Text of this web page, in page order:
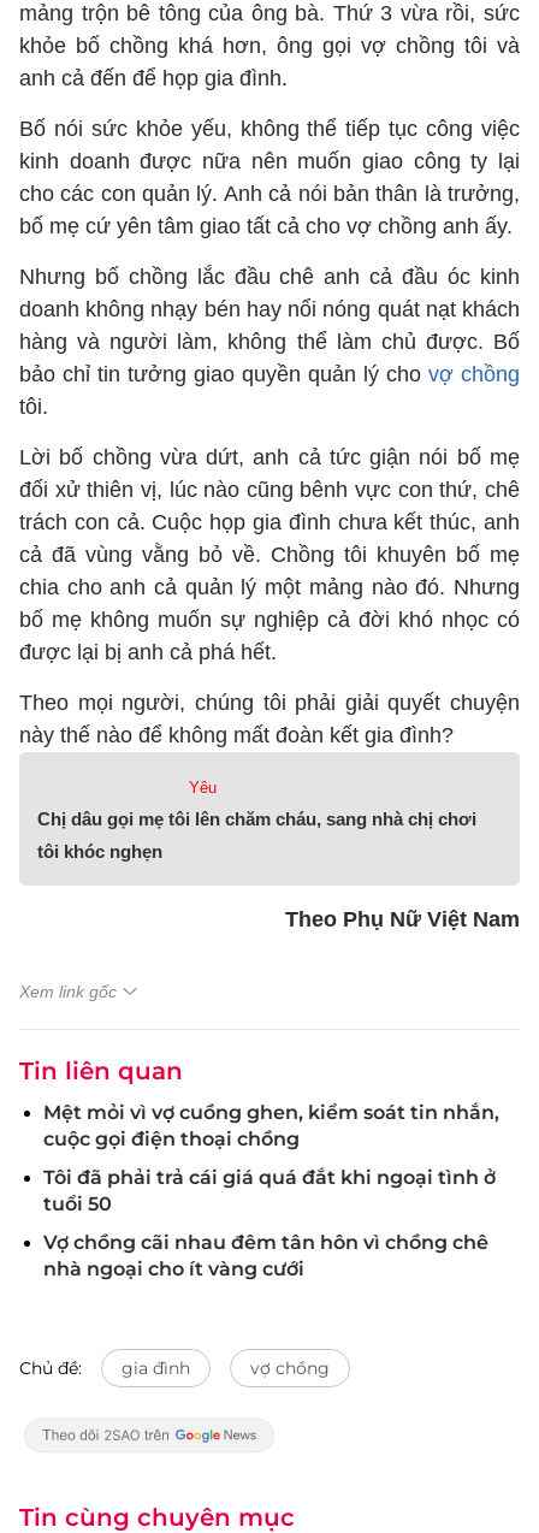
mảng trộn bê tông của ông bà. Thứ 3 vừa rồi, sức
khỏe bố chồng khá hơn, ông gọi vợ chồng tôi và
anh cả đến để họp gia đình.
Bố nói sức khỏe yếu, không thể tiếp tục công việc
kinh doanh được nữa nên muốn giao công ty lại
cho các con quản lý. Anh cả nói bản thân là trưởng,
bố mẹ cứ yên tâm giao tất cả cho vợ chồng anh ấy.
Nhưng bố chồng lắc đầu chê anh cả đầu óc kinh
doanh không nhạy bén hay nổi nóng quát nạt khách
hàng và người làm, không thể làm chủ được. Bố
bảo chỉ tin tưởng giao quyền quản lý cho vợ chồng
tôi.
Lời bố chồng vừa dứt, anh cả tức giận nói bố mẹ
đối xử thiên vị, lúc nào cũng bênh vực con thứ, chê
trách con cả. Cuộc họp gia đình chưa kết thúc, anh
cả đã vùng vằng bỏ về. Chồng tôi khuyên bố mẹ
chia cho anh cả quản lý một mảng nào đó. Nhưng
bố mẹ không muốn sự nghiệp cả đời khó nhọc có
được lại bị anh cả phá hết.
Theo mọi người, chúng tôi phải giải quyết chuyện
này thế nào để không mất đoàn kết gia đình?
Yêu
Chị dâu gọi mẹ tôi lên chăm cháu, sang nhà chị chơi
tôi khóc nghẹn
Theo Phụ Nữ Việt Nam
Xem link gốc
Tin liên quan
Mệt mỏi vì vợ cuồng ghen, kiểm soát tin nhắn,
cuộc gọi điện thoại chồng
Tôi đã phải trả cái giá quá đắt khi ngoại tình ở
tuổi 50
Vợ chồng cãi nhau đêm tân hôn vì chồng chê
nhà ngoại cho ít vàng cưới
Chủ đề: gia đình vợ chồng
Tin cùng chuyên mục